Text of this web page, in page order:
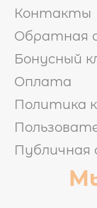
ПИЦЦА
САЛАТЫ И
НАПИТКИ
Контакты
Обратная
Бонусный
Оплата
Политика